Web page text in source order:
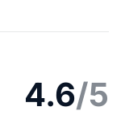
4.6/5